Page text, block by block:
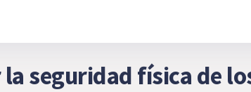
seguridad física de